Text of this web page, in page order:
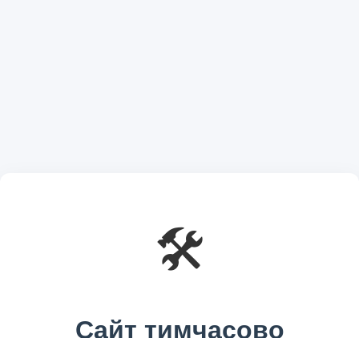
🛠️
Сайт тимчасово